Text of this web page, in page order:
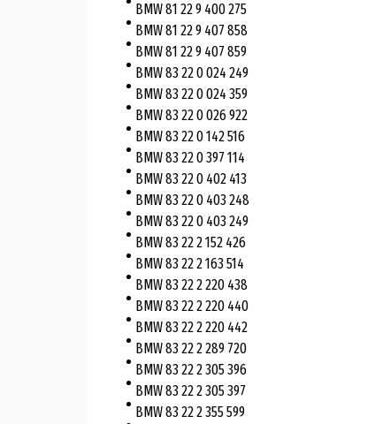
BMW 81 22 9 400 275
BMW 81 22 9 407 858
BMW 81 22 9 407 859
BMW 83 22 0 024 249
BMW 83 22 0 024 359
BMW 83 22 0 026 922
BMW 83 22 0 142 516
BMW 83 22 0 397 114
BMW 83 22 0 402 413
BMW 83 22 0 403 248
BMW 83 22 0 403 249
BMW 83 22 2 152 426
BMW 83 22 2 163 514
BMW 83 22 2 220 438
BMW 83 22 2 220 440
BMW 83 22 2 220 442
BMW 83 22 2 289 720
BMW 83 22 2 305 396
BMW 83 22 2 305 397
BMW 83 22 2 355 599